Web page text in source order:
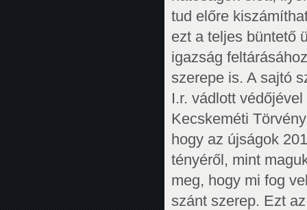
tud előre
ezt a teljes büntető
igazság
szerepe is. A sajtó
I.r. vádlott
Kecskeméti
hogy az újságok
tényéről, mint
meg, hogy mi fog
szánt szerep. Ezt